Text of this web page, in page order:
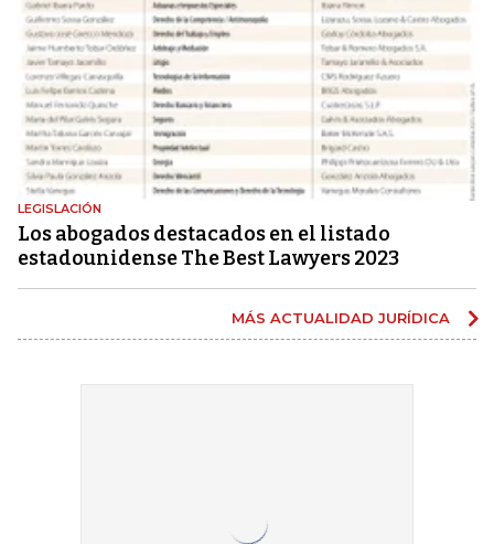
LEGISLACIÓN
Los abogados destacados en el listado
estadounidense The Best Lawyers 2023
MÁS ACTUALIDAD JURÍDICA